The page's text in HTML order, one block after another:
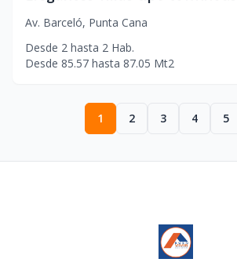
Av. Barceló, Punta Cana
Desde 2 hasta 2 Hab.
Desde 85.57 hasta 87.05 Mt2
1 2 3 4 5